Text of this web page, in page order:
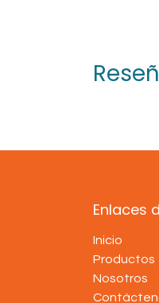
Enlaces
Inicio
Productos
Nosotros